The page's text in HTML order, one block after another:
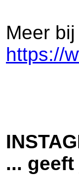
Meer
https://
...